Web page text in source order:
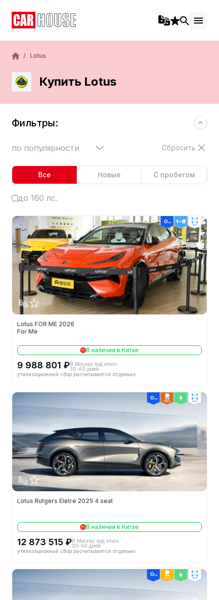
/ Lotus
Купить Lotus
Фильтры:
Все Новые С пробегом
до 160 лс.
по популярности Сбросить
4wd
Lotus FOR ME 2026
For Me
В наличии в Китае
9 988 801 ₽В Москву под ключ
30-60 дней
утилизационный сбор расчитывается отдельно
ТОП 3 4wd
Lotus Rutgers Eletre 2025 4 seat
В наличии в Китае
12 873 515 ₽В Москву под ключ
30-60 дней
утилизационный сбор расчитывается отдельно
ТОП 1 4wd